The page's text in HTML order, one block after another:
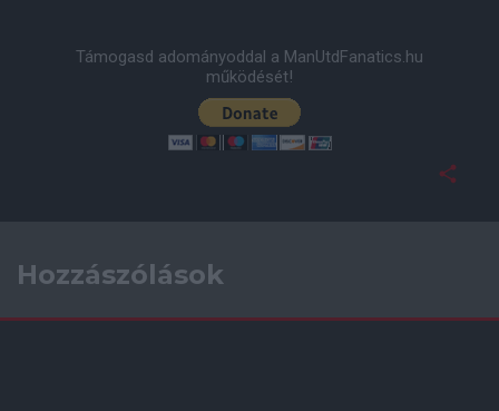
Támogasd adományoddal a ManUtdFanatics.hu
működését!
Hozzászólások